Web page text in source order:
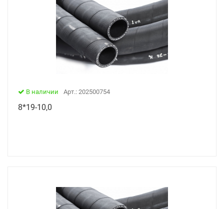
В наличии Арт.: 202500754
8*19-10,0